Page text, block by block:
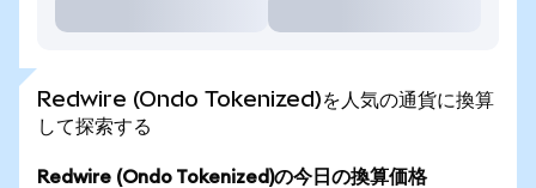
Redwire (Ondo Tokenized)を人気の通貨に換算
して探索する
Redwire (Ondo Tokenized)の今日の換算価格